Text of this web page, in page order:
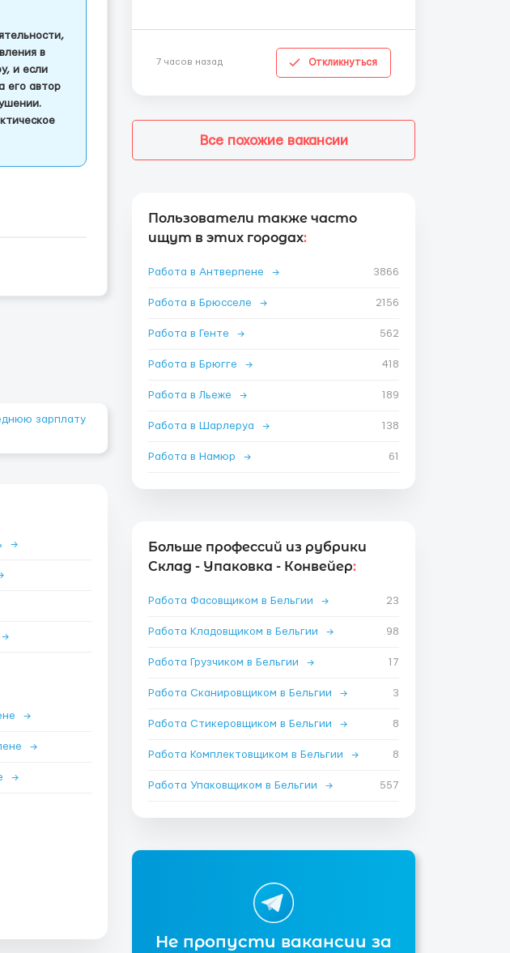
в
и если
его автор
зарплату
→
→
→
→
→
7 часов назад Откликнуться
Все похожие вакансии
Пользователи также часто
ищут в этих городах:
Работа в Антверпене → 3866
Работа в Брюсселе → 2156
Работа в Генте → 562
Работа в Брюгге → 418
Работа в Льеже → 189
Работа в Шарлеруа → 138
Работа в Намюр → 61
Больше профессий из рубрики
Склад - Упаковка - Конвейер:
Работа Фасовщиком в Бельгии → 23
Работа Кладовщиком в Бельгии → 98
Работа Грузчиком в Бельгии → 17
Работа Сканировщиком в Бельгии → 3
Работа Стикеровщиком в Бельгии → 8
Работа Комплектовщиком в Бельгии → 8
Работа Упаковщиком в Бельгии → 557
Не пропусти вакансии за